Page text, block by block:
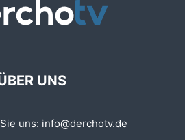
UNS
uns: info@derchotv.de